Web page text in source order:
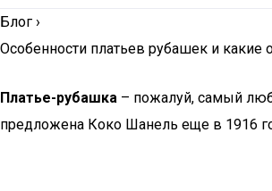
Блог ›
Особенности платьев рубашек и
Платье-рубашка – пожалуй, самый
предложена Коко Шанель еще в 1916